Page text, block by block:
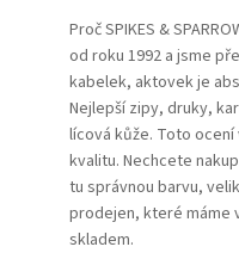
Proč SPIKES &
od roku 1992 a jsme
kabelek, aktovek je
Nejlepší zipy, druky,
lícová kůže. Toto
kvalitu. Nechcete
tu správnou barvu,
prodejen, které máme
skladem.